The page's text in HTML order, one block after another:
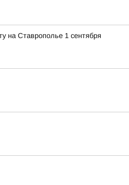
на Ставрополье 1 сентября